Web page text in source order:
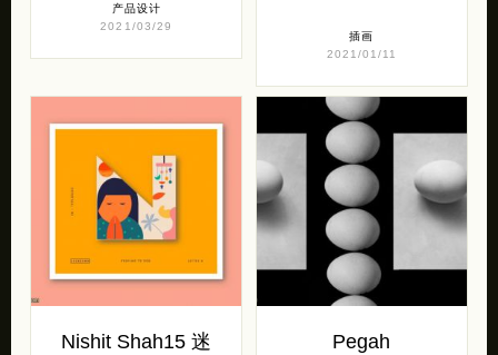
产品设计
2021/03/29
插画
2021/01/11
Nishit Shah15 迷
Pegah